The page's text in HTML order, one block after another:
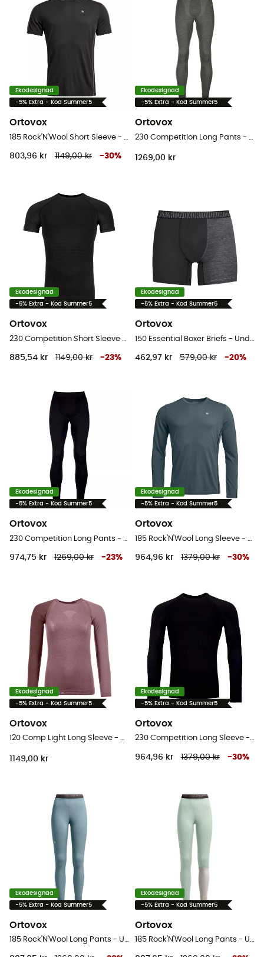
Ekodesignad
-5% Extra - Kod Summer5
Ortovox
803,96 kr 1149,00 kr -30%
Ekodesignad
-5% Extra - Kod Summer5
Ortovox
1269,00 kr
Ekodesignad
-5% Extra - Kod Summer5
Ortovox
885,54 kr 1149,00 kr -23%
Ekodesignad
-5% Extra - Kod Summer5
Ortovox
462,97 kr 579,00 kr -20%
Ekodesignad
-5% Extra - Kod Summer5
Ortovox
974,75 kr 1269,00 kr -23%
Ekodesignad
-5% Extra - Kod Summer5
Ortovox
964,96 kr 1379,00 kr -30%
Ekodesignad
-5% Extra - Kod Summer5
Ortovox
120 Comp Light Long Sleeve - Underställ merinoull Dam
1149,00 kr
Ekodesignad
-5% Extra - Kod Summer5
Ortovox
230 Competition Long Sleeve - Underställ Herr
964,96 kr 1379,00 kr -30%
Ekodesignad
-5% Extra - Kod Summer5
Ortovox
185 Rock'N'Wool Long Pants - Underställ Dam
Ekodesignad
-5% Extra - Kod Summer5
Ortovox
185 Rock'N'Wool Long Pants - Underställ Dam